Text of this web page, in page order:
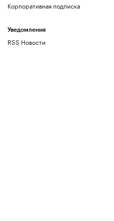
Корпоративная подписка
Уведомления
RSS Новости